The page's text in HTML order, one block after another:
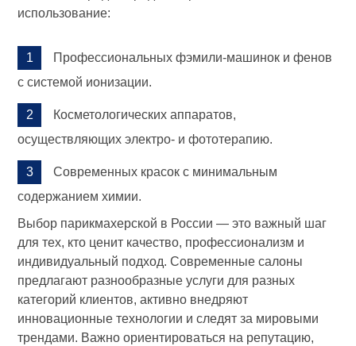
использование:
Профессиональных фэмили-машинок и фенов
с системой ионизации.
Косметологических аппаратов,
осуществляющих электро- и фототерапию.
Современных красок с минимальным
содержанием химии.
Выбор парикмахерской в России — это важный шаг
для тех, кто ценит качество, профессионализм и
индивидуальный подход. Современные салоны
предлагают разнообразные услуги для разных
категорий клиентов, активно внедряют
инновационные технологии и следят за мировыми
трендами. Важно ориентироваться на репутацию,